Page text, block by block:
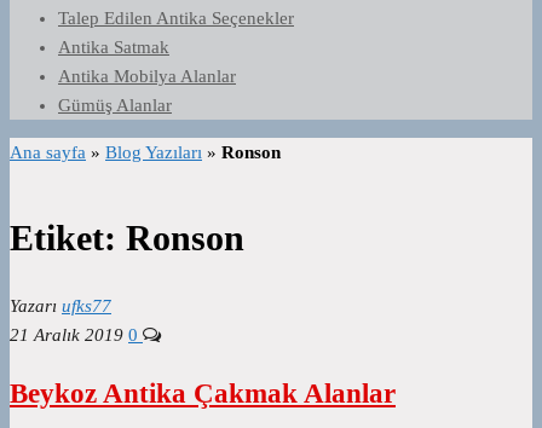
Talep Edilen Antika Seçenekler
Antika Satmak
Antika Mobilya Alanlar
Gümüş Alanlar
Ana sayfa » Blog Yazıları » Ronson
Etiket: Ronson
Yazarı ufks77
21 Aralık 2019 0
Beykoz Antika Çakmak Alanlar